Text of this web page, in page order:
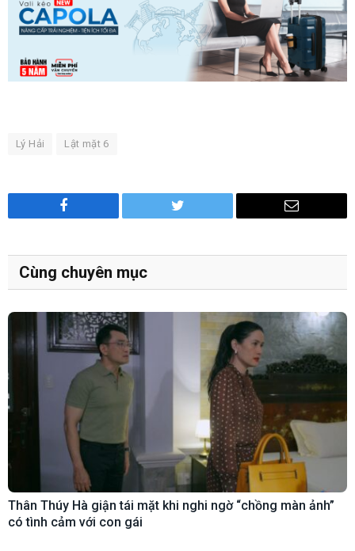
Lý Hải Lật mặt 6
Facebook Twitter Email
Cùng chuyên mục
Thân Thúy Hà giận tái mặt khi nghi ngờ “chồng màn ảnh”
có tình cảm với con gái